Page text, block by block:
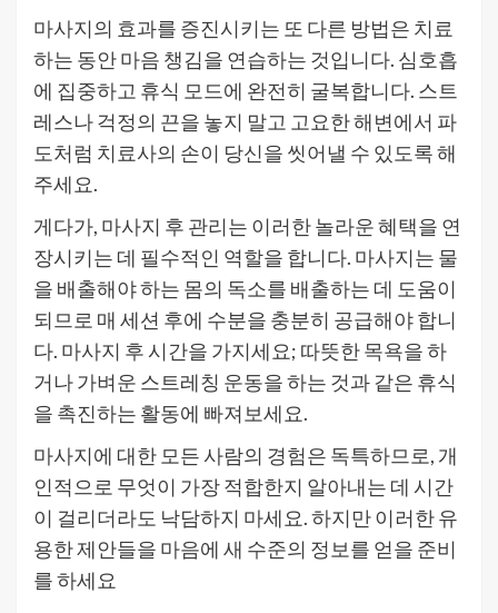
마사지의 효과를 증진시키는 또 다른 방법은 치료
하는 동안 마음 챙김을 연습하는 것입니다. 심호흡
에 집중하고 휴식 모드에 완전히 굴복합니다. 스트
레스나 걱정의 끈을 놓지 말고 고요한 해변에서 파
도처럼 치료사의 손이 당신을 씻어낼 수 있도록 해
주세요.
게다가, 마사지 후 관리는 이러한 놀라운 혜택을 연
장시키는 데 필수적인 역할을 합니다. 마사지는 물
을 배출해야 하는 몸의 독소를 배출하는 데 도움이
되므로 매 세션 후에 수분을 충분히 공급해야 합니
다. 마사지 후 시간을 가지세요; 따뜻한 목욕을 하
거나 가벼운 스트레칭 운동을 하는 것과 같은 휴식
을 촉진하는 활동에 빠져보세요.
마사지에 대한 모든 사람의 경험은 독특하므로, 개
인적으로 무엇이 가장 적합한지 알아내는 데 시간
이 걸리더라도 낙담하지 마세요. 하지만 이러한 유
용한 제안들을 마음에 새 수준의 정보를 얻을 준비
를 하세요